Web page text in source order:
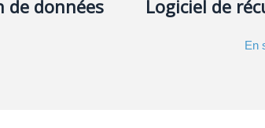
de données Logiciel de
En